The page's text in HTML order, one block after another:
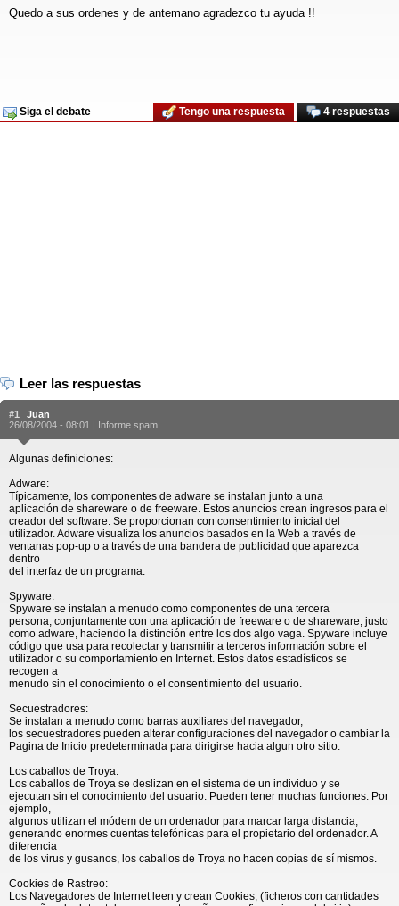
Quedo a sus ordenes y de antemano agradezco tu ayuda !!
Siga el debate 4 respuestas
Tengo una respuesta
Leer las respuestas
#1
Juan
26/08/2004 - 08:01 | Informe spam
Algunas definiciones:
Adware:
Típicamente, los componentes de adware se instalan junto a una
aplicación de shareware o de freeware. Estos anuncios crean ingresos para el
creador del software. Se proporcionan con consentimiento inicial del
utilizador. Adware visualiza los anuncios basados en la Web a través de
ventanas pop-up o a través de una bandera de publicidad que aparezca
dentro
del interfaz de un programa.
Spyware:
Spyware se instalan a menudo como componentes de una tercera
persona, conjuntamente con una aplicación de freeware o de shareware, justo
como adware, haciendo la distinción entre los dos algo vaga. Spyware incluye
código que usa para recolectar y transmitir a terceros información sobre el
utilizador o su comportamiento en Internet. Estos datos estadísticos se
recogen a
menudo sin el conocimiento o el consentimiento del usuario.
Secuestradores:
Se instalan a menudo como barras auxiliares del navegador,
los secuestradores pueden alterar configuraciones del navegador o cambiar la
Pagina de Inicio predeterminada para dirigirse hacia algun otro sitio.
Los caballos de Troya:
Los caballos de Troya se deslizan en el sistema de un individuo y se
ejecutan sin el conocimiento del usuario. Pueden tener muchas funciones. Por
ejemplo,
algunos utilizan el módem de un ordenador para marcar larga distancia,
generando enormes cuentas telefónicas para el propietario del ordenador. A
diferencia
de los virus y gusanos, los caballos de Troya no hacen copias de sí mismos.
Cookies de Rastreo:
Los Navegadores de Internet leen y crean Cookies, (ficheros con cantidades